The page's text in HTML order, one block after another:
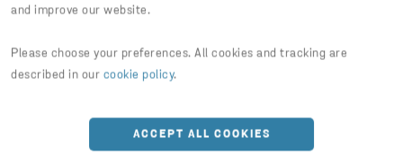
and improve our website.
Please choose your preferences. All cookies and tracking are
described in our cookie policy.
ACCEPT ALL COOKIES